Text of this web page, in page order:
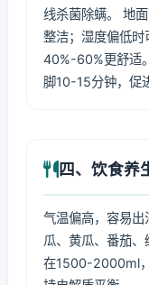
线杀菌除螨。 地
整洁；湿度偏低
40%-60%更舒适
脚10-15分钟，促
四、饮食养
气温偏高，容易
瓜、黄瓜、番茄
在1500-2000ml